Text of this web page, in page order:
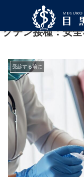
下肢静脈瘤の手
クチン接種：安
受診する前に